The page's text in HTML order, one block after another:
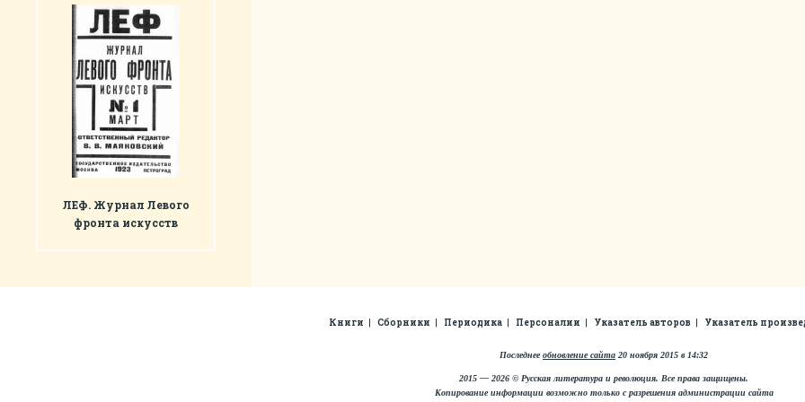
ЛЕФ. Журнал Левого
фронта искусств
Книги Сборники Периодика Персоналии Указатель авторов Указатель
Последнееобновление сайта 20 ноября 2015 в 14:32
2015 — 2026 © Русская литература и революция. Все права защищены.
Копирование информации возможно только с разрешения администрации сайта